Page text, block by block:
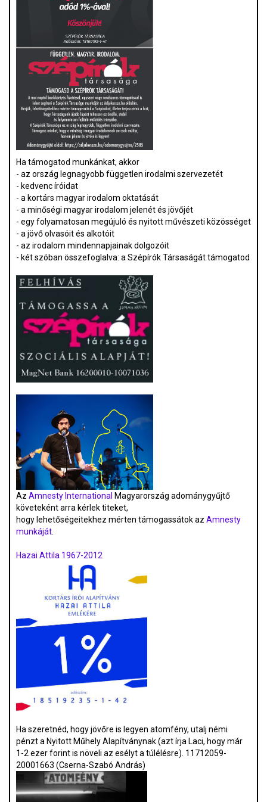
Ha támogatod munkánkat, akkor
- az ország legnagyobb független irodalmi szervezetét
- kedvenc íróidat
- a kortárs magyar irodalom oktatását
- a minőségi magyar irodalom jelenét és jövőjét
- egy folyamatosan megújuló és nyitott művészeti közösséget
- a jövő olvasóit és alkotóit
- az irodalom mindennapjainak dolgozóit
- két szóban összefoglalva: a Szépírók Társaságát támogatod
Az Amnesty International Magyarország adománygyűjtő
követeként arra kérlek titeket,
hogy lehetőségeitekhez mérten támogassátok az Amnesty
munkáját.
Hazai Attila 1967-2012
Ha szeretnéd, hogy jövőre is legyen atomfény, utalj némi
pénzt a Nyitott Műhely Alapítványnak (azt írja Laci, hogy már
1-2 ezer forint is növeli az esélyt a túlélésre). 11712059-
20001663 (Cserna-Szabó András)